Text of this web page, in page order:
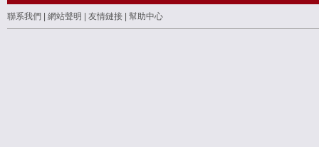
智賢智絢
聯系我們 網站聲明 友情鏈接 幫助中心